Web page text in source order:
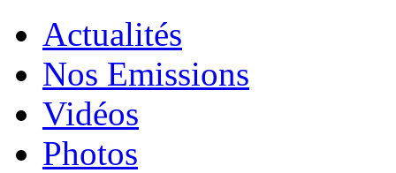
Actualités
Nos Emissions
Vidéos
Photos